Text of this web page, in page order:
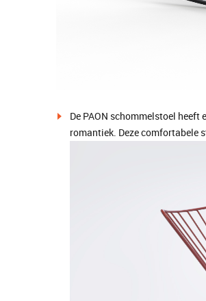
De PAON schommelstoel
romantiek. Deze comfortabele